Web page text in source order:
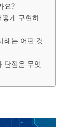
요?
게 구현하
례는 어떤 것
단점은 무엇